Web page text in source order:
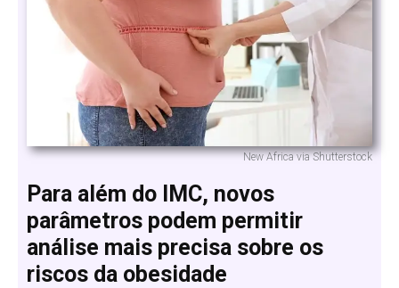
New Africa via Shutterstock
Para além do IMC, novos
parâmetros podem permitir
análise mais precisa sobre os
riscos da obesidade